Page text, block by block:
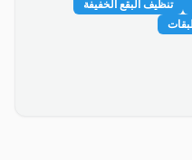
تنظيف البقع الخفيفة